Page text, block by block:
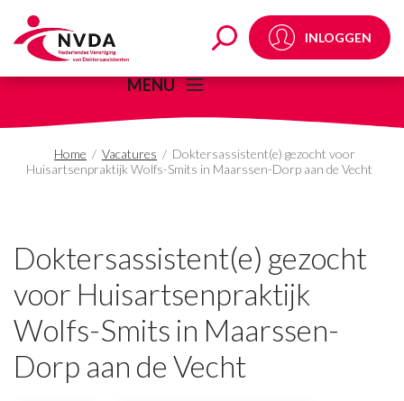
Doktersassistent(e)
INLOGGEN
MENU
Home / Vacatures / Doktersassistent(e) gezocht voor
Huisartsenpraktijk Wolfs-Smits in Maarssen-Dorp aan de Vecht
Doktersassistent(e) gezocht
voor Huisartsenpraktijk
Wolfs-Smits in Maarssen-
Dorp aan de Vecht